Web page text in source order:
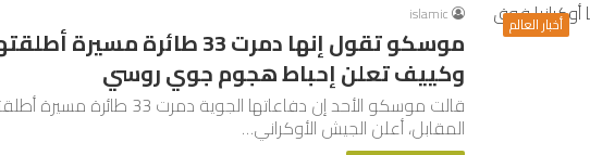
أخبار العالم islamic
موسكو تقول إنها دمرت 33
وكييف تعلن إحباط هجوم جوي روسي
قالت موسكو الأحد إن
المقابل، أعلن الجيش الأوكراني…